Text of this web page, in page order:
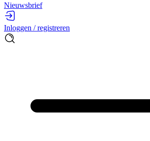
Nieuwsbrief
Inloggen / registreren